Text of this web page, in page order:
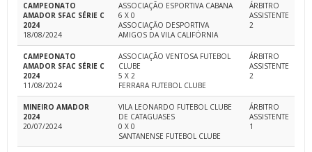
CAMPEONATO
AMADOR SFAC SÉRIE C
2024
18/08/2024
ASSOCIAÇÃO ESPORTIVA CABANA
6 X 0
ASSOCIAÇÃO DESPORTIVA
AMIGOS DA VILA CALIFÓRNIA
ÁRBITRO
ASSISTENTE
2
CAMPEONATO
AMADOR SFAC SÉRIE C
2024
11/08/2024
ASSOCIAÇÃO VENTOSA FUTEBOL
CLUBE
5 X 2
FERRARA FUTEBOL CLUBE
ÁRBITRO
ASSISTENTE
2
MINEIRO AMADOR
2024
20/07/2024
VILA LEONARDO FUTEBOL CLUBE
DE CATAGUASES
0 X 0
SANTANENSE FUTEBOL CLUBE
ÁRBITRO
ASSISTENTE
1